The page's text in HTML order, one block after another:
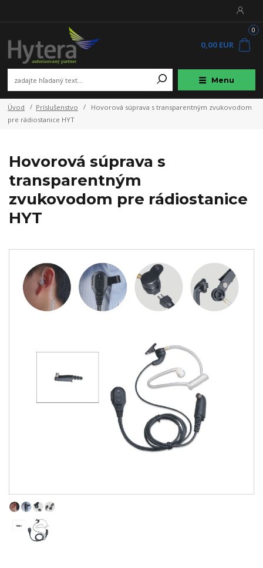
Menu
0
0,00 EUR
Úvod Príslušenstvo
Hovorová súprava s transparentným zvukovodom
pre rádiostanice HYT
Hovorová súprava s
transparentným
zvukovodom pre rádiostanice
HYT